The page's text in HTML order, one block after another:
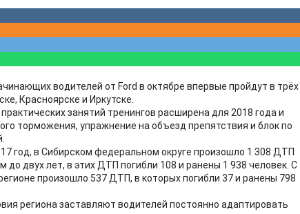
водителей от Ford в октябре впервые пройдут в трёх
Красноярске и Иркутске.
занятий тренингов расширена для 2018 года и
торможения, упражнение на объезд препятствия и блок по
год, в Сибирском федеральном округе произошло 1 308 ДТП
до двух лет, в этих ДТП погибли 108 и ранены 1 938 человек. С
произошло 537 ДТП, в которых погибли 37 и ранены 798
региона заставляют водителей постоянно адаптировать